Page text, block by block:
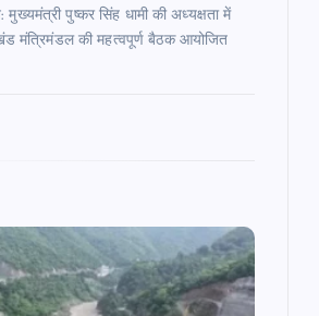
पुष्कर सिंह धामी की अध्यक्षता में
मंत्रिमंडल की महत्वपूर्ण बैठक आयोजित